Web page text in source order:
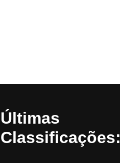
Últimas
Classificações: